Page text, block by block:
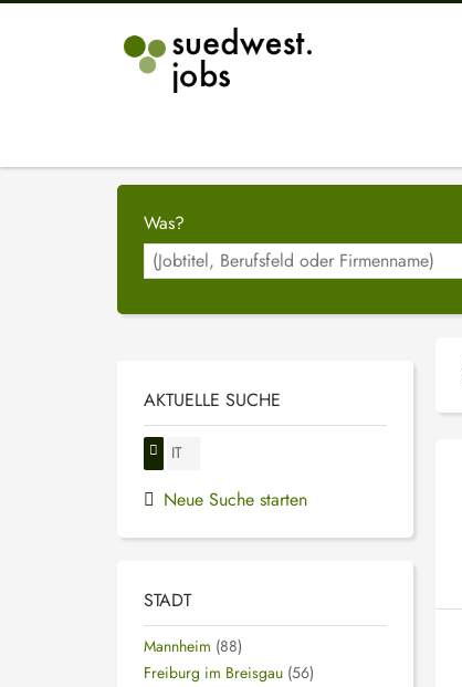
Was?
AKTUELLE SUCHE
IT
Neue Suche starten
STADT
Mannheim (88)
Freiburg im Breisgau (56)